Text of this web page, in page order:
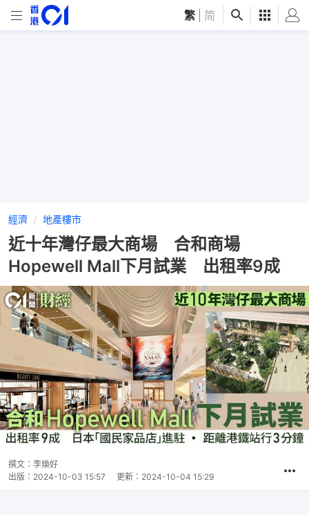
繁 简
經濟 地產樓市
近十年灣仔最大商場 合和商場
Hopewell Mall下月試業 出租率9成
撰文： 李煥好
出版： 2024-10-03 15:57 更新： 2024-10-04 15:29